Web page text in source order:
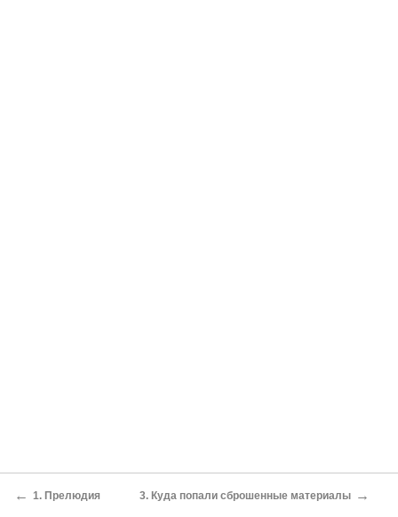
← 1. Прелюдия 3. Куда попали сброшенные материалы →